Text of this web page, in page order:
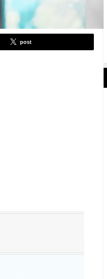
post